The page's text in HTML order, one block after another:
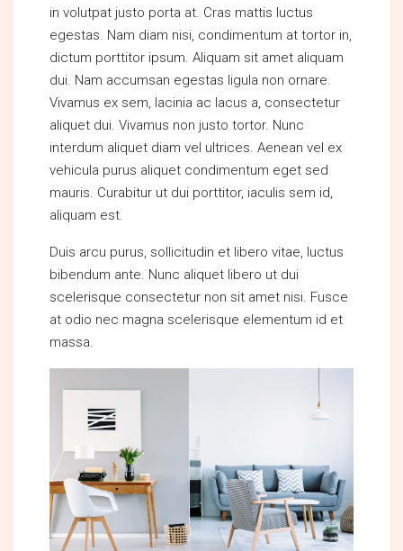
in volutpat justo porta at. Cras mattis luctus
egestas. Nam diam nisi, condimentum at tortor in,
dictum porttitor ipsum. Aliquam sit amet aliquam
dui. Nam accumsan egestas ligula non ornare.
Vivamus ex sem, lacinia ac lacus a, consectetur
aliquet dui. Vivamus non justo tortor. Nunc
interdum aliquet diam vel ultrices. Aenean vel ex
vehicula purus aliquet condimentum eget sed
mauris. Curabitur ut dui porttitor, iaculis sem id,
aliquam est.
Duis arcu purus, sollicitudin et libero vitae, luctus
bibendum ante. Nunc aliquet libero ut dui
scelerisque consectetur non sit amet nisi. Fusce
at odio nec magna scelerisque elementum id et
massa.